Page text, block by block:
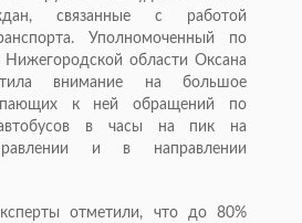
связанные с работой
Уполномоченный по
Нижегородской области Оксана
внимание на большое
к ней обращений по
в часы на пик на
и в направлении
отметили, что до 80%